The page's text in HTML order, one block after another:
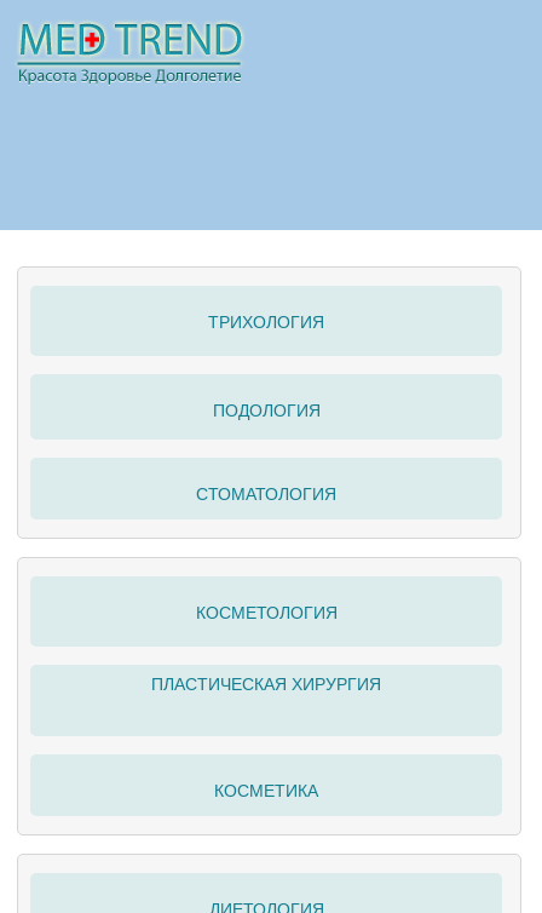
ПОЛЕЗНО
ТРИХОЛОГИЯ
ПОДОЛОГИЯ
СТОМАТОЛОГИЯ
КОСМЕТОЛОГИЯ
ПЛАСТИЧЕСКАЯ ХИРУРГИЯ
КОСМЕТИКА
ДИЕТОЛОГИЯ